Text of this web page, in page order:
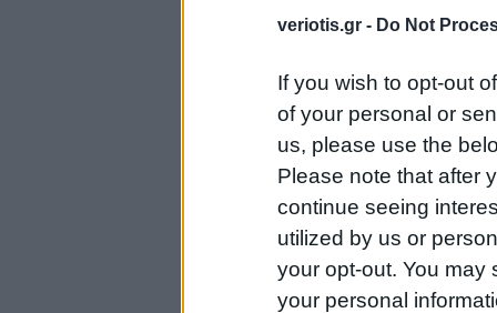
veriotis.gr - Do Not
If you wish to opt-out
of your personal or
us, please use the
Please note that after
continue seeing
utilized by us or
your opt-out. You may
your personal